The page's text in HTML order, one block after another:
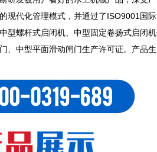
现代化管理模式，并通过了ISO9001国
型螺杆式启闭机、中型固定卷扬式启闭
、中型平面滑动闸门生产许可证。产品